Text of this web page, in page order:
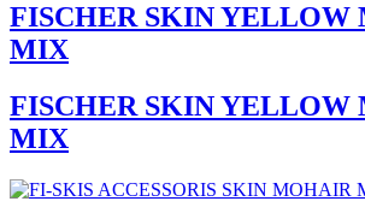
FISCHER SKIN YELLOW
MIX
FISCHER SKIN YELLOW
MIX